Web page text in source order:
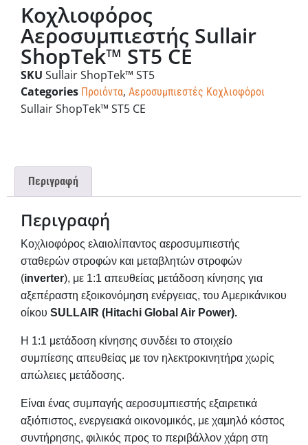
Κοχλιοφόρος
Αεροσυμπιεστής Sullair
ShopTek™ ST5 CE
SKU Sullair ShopTek™ ST5
Categories Προιόντα, Αεροσυμπιεστές Κοχλιοφόροι
Sullair ShopTek™ ST5 CE
Περιγραφή
Περιγραφή
Κοχλιοφόρος ελαιολίπαντος αεροσυμπιεστής
σταθερών στροφών και μεταβλητών στροφών
(inverter), με 1:1 απευθείας μετάδοση κίνησης για
αξεπέραστη εξοικονόμηση ενέργειας, του Αμερικάνικου
οίκου SULLAIR (Hitachi Global Air Power).
Η 1:1 μετάδοση κίνησης συνδέει το στοιχείο
συμπίεσης απευθείας με τον ηλεκτροκινητήρα χωρίς
απώλειες μετάδοσης.
Είναι ένας συμπαγής αεροσυμπιεστής εξαιρετικά
αξιόπιστος, ενεργειακά οικονομικός, με χαμηλό κόστος
συντήρησης, φιλικός προς το περιβάλλον χάρη στη